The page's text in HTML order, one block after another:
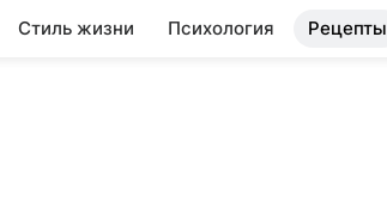
Стиль жизни Психология Рецепты